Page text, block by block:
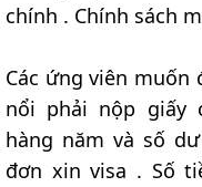
chính . Chính sách
Các ứng viên muốn
nổi phải nộp giấy
hàng năm và số
đơn xin visa . Số